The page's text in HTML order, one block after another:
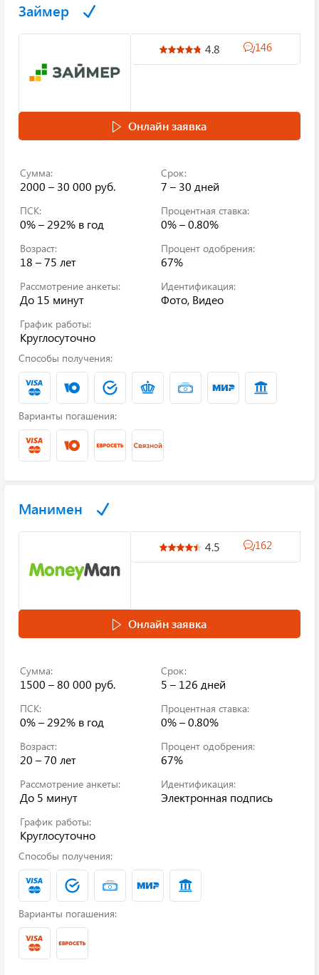
Займер
4.8 146
Онлайн заявка
Сумма:
2000 – 30 000 руб.
Срок:
7 – 30 дней
ПСК:
0% – 292% в год
Процентная ставка:
0% – 0.80%
Возраст:
18 – 75 лет
Процент одобрения:
67%
Рассмотрение анкеты:
До 15 минут
Идентификация:
Фото, Видео
График работы:
Круглосуточно
Способы получения:
Варианты погашения:
Манимен
4.5 162
Онлайн заявка
Сумма:
1500 – 80 000 руб.
Срок:
5 – 126 дней
ПСК:
0% – 292% в год
Процентная ставка:
0% – 0.80%
Возраст:
20 – 70 лет
Процент одобрения:
67%
Рассмотрение анкеты:
До 5 минут
Идентификация:
Электронная подпись
График работы:
Круглосуточно
Способы получения:
Варианты погашения: